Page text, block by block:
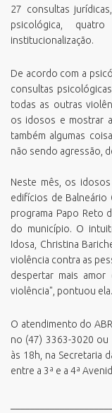
27 consultas
psicológica,
institucionalização.
De acordo com a
consultas
todas as outras
os idosos e mostrar
também algumas
não sendo agressão,
Neste mês, os
edifícios de Balneário
programa Papo Reto
do município. O
Idosa, Christina
violência contra as
despertar mais
violência", pontuou
O atendimento do
no (47) 3363-3020 ou
às 18h, na Secretaria
entre a 3ª e a 4ª